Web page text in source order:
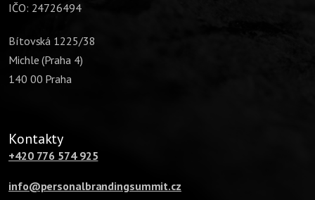
IČO: 24726494
Bítovská 1225/38
Michle (Praha 4)
140 00 Praha
Kontakty
+420 776 574 925
info@personalbrandingsummit.cz